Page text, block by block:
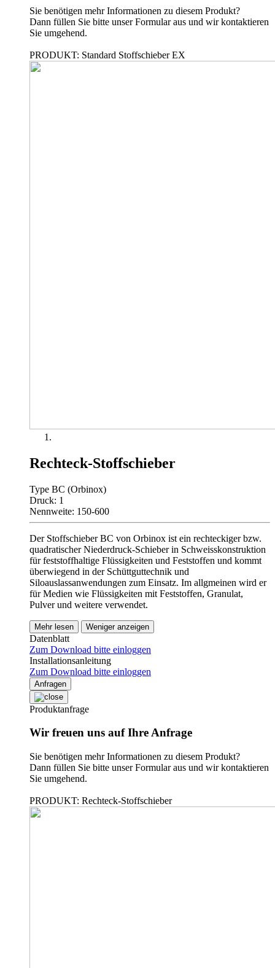
Sie benötigen mehr Informationen zu diesem Produkt?
Dann füllen Sie bitte unser Formular aus und wir kontaktieren
Sie umgehend.
PRODUKT: Standard Stoffschieber EX
Rechteck-Stoffschieber
Type BC (Orbinox)
Druck: 1
Nennweite: 150-600
Der Stoffschieber BC von Orbinox ist ein rechteckiger bzw.
quadratischer Niederdruck-Schieber in Schweisskonstruktion
für feststoffhaltige Flüssigkeiten und Feststoffen und kommt
überwiegend in der Schüttguttechnik und
Siloauslassanwendungen zum Einsatz. Im allgmeinen wird er
für Medien wie Flüssigkeiten mit Feststoffen, Granulat,
Pulver und weitere verwendet.
Mehr lesen Weniger anzeigen
Datenblatt
Zum Download bitte einloggen
Installationsanleitung
Zum Download bitte einloggen
Anfragen
Produktanfrage
Wir freuen uns auf Ihre Anfrage
Sie benötigen mehr Informationen zu diesem Produkt?
Dann füllen Sie bitte unser Formular aus und wir kontaktieren
Sie umgehend.
PRODUKT: Rechteck-Stoffschieber